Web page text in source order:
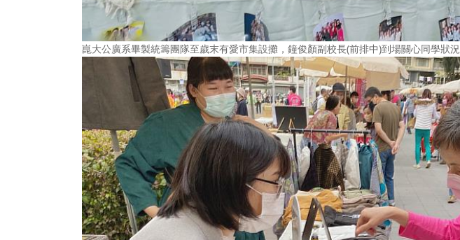
崑大公廣系畢製統籌團隊至歲末有愛市集設攤，鐘俊顏副校長(前排中)到場關心同學狀況